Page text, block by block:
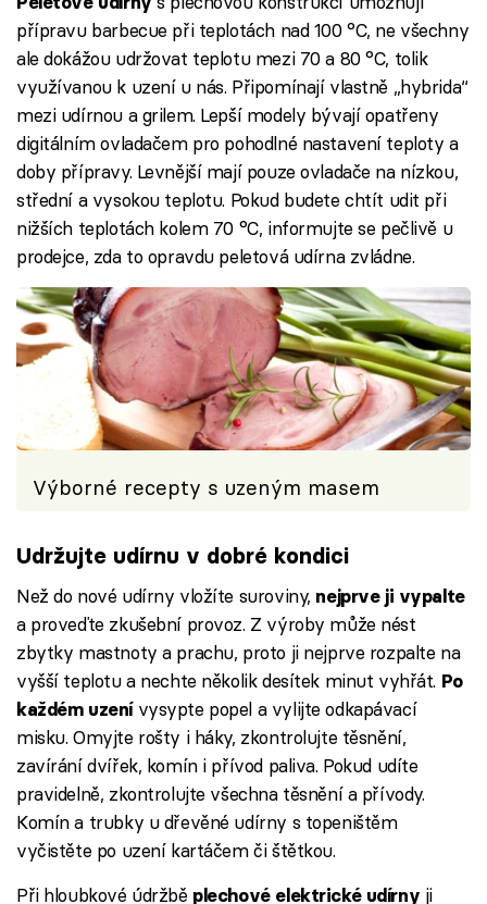
přípravu barbecue při teplotách nad 100 °C, ne všechny
ale dokážou udržovat teplotu mezi 70 a 80 °C, tolik
využívanou k uzení u nás. Připomínají vlastně „hybrida“
mezi udírnou a grilem. Lepší modely bývají opatřeny
digitálním ovladačem pro pohodlné nastavení teploty a
doby přípravy. Levnější mají pouze ovladače na nízkou,
střední a vysokou teplotu. Pokud budete chtít udit při
nižších teplotách kolem 70 °C, informujte se pečlivě u
prodejce, zda to opravdu peletová udírna zvládne.
Výborné recepty s uzeným masem
Udržujte udírnu v dobré kondici
Než do nové udírny vložíte suroviny, nejprve ji vypalte
a proveďte zkušební provoz. Z výroby může nést
zbytky mastnoty a prachu, proto ji nejprve rozpalte na
vyšší teplotu a nechte několik desítek minut vyhřát. Po
každém uzenívysypte popel a vylijte odkapávací
misku. Omyjte rošty i háky, zkontrolujte těsnění,
zavírání dvířek, komín i přívod paliva. Pokud udíte
pravidelně, zkontrolujte všechna těsnění a přívody.
Komín a trubky u dřevěné udírny s topeništěm
vyčistěte po uzení kartáčem či štětkou.
Při hloubkové údržbě plechové elektrické udírny ji